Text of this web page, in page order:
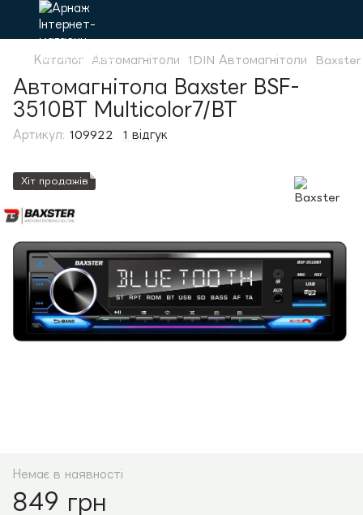
Каталог Автомагнітоли 1DIN Автомагнітоли Baxster
Автомагнітола Baxster BSF-
3510BT Multicolor7/BT
Артикул: 109922 1 відгук
Хіт продажів
Немає в наявності
849 грн